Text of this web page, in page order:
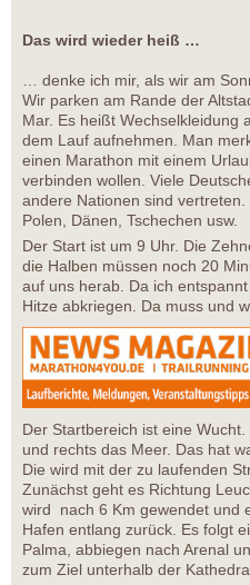
Das wird wieder heiß …
… denke ich mir, als wir am
Wir parken am Rande der
Mar. Es heißt Wechselkleidung
dem Lauf aufnehmen. Man
einen Marathon mit einem
verbinden wollen. Viele
andere Nationen sind
Polen, Dänen, Tschechen usw.
Der Start ist um 9 Uhr. Die
die Halben müssen noch 20
auf uns herab. Da ich
Hitze abkriegen. Da muss und
Der Startbereich ist eine
und rechts das Meer. Das hat
Die wird mit der zu laufenden
Zunächst geht es Richtung
wird nach 6 Km gewendet und
Hafen entlang zurück. Es folgt
Palma, abbiegen nach Arenal
zum Ziel unterhalb der